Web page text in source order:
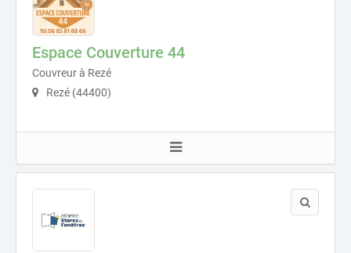
Espace Couverture 44
Couvreur à Rezé
Rezé (44400)